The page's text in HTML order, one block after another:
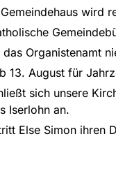
wird
Organistenamt
13. August für
sich unsere
Iserlohn an.
Else Simon ihren